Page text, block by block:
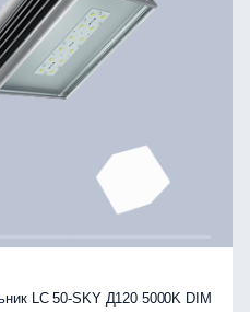
LC 50-SKY Д120 5000K DIM